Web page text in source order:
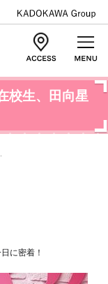
校生、田向星
に密着！